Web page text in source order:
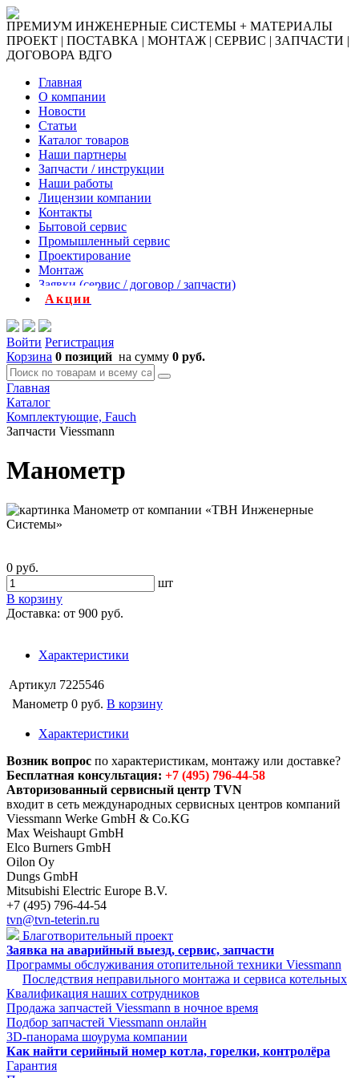
ПРЕМИУМ ИНЖЕНЕРНЫЕ СИСТЕМЫ + МАТЕРИАЛЫ
ПРОЕКТ | ПОСТАВКА | МОНТАЖ | СЕРВИС | ЗАПЧАСТИ |
ДОГОВОРА ВДГО
Главная
О компании
Новости
Статьи
Каталог товаров
Наши партнеры
Запчасти / инструкции
Наши работы
Лицензии компании
Контакты
Бытовой сервис
Промышленный сервис
Проектирование
Монтаж
Заявки (сервис / договор / запчасти)
Акции
Войти Регистрация
Корзина 0 позиций на сумму 0 руб.
Главная
Каталог
Комплектующие, Fauch
Запчасти Viessmann
Манометр
0 руб.
шт
В корзину
Доставка: от 900 руб.
Характеристики
Артикул 7225546
Манометр 0 руб. В корзину
Характеристики
Возник вопрос по характеристикам, монтажу или доставке?
Бесплатная консультация: +7 (495) 796-44-58
Авторизованный сервисный центр TVN
входит в сеть международных сервисных центров компаний
Viessmann Werke GmbH & Co.KG
Max Weishaupt GmbH
Elco Burners GmbH
Oilon Oy
Dungs GmbH
Mitsubishi Electric Europe B.V.
+7 (495) 796-44-54
tvn@tvn-teterin.ru
Благотворительный проект
Заявка на аварийный выезд, сервис, запчасти
Программы обслуживания отопительной техники Viessmann
Последствия неправильного монтажа и сервиса котельных
Квалификация наших сотрудников
Продажа запчастей Viessmann в ночное время
Подбор запчастей Viessmann онлайн
3D-панорама шоурума компании
Как найти серийный номер котла, горелки, контролёра
Гарантия